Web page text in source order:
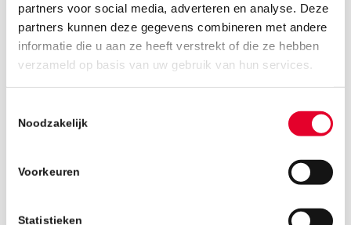
partners voor social media, adverteren en analyse. Deze
partners kunnen deze gegevens combineren met andere
informatie die u aan ze heeft verstrekt of die ze hebben
verzameld op basis van uw gebruik van hun services.
Noodzakelijk
Voorkeuren
Statistieken
9 januari 2023